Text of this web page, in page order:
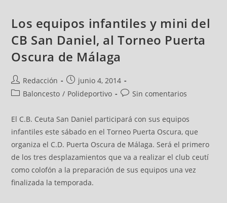
Los equipos infantiles y mini del
CB San Daniel, al Torneo Puerta
Oscura de Málaga
Redacción
junio 4, 2014
Baloncesto / Polideportivo Sin comentarios
El C.B. Ceuta San Daniel participará con sus equipos
infantiles este sábado en el Torneo Puerta Oscura, que
organiza el C.D. Puerta Oscura de Málaga. Será el primero
de los tres desplazamientos que va a realizar el club ceutí
como colofón a la preparación de sus equipos una vez
finalizada la temporada.